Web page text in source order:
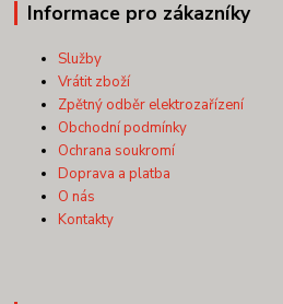
Informace pro zákazníky
Služby
Vrátit zboží
Zpětný odběr elektrozařízení
Obchodní podmínky
Ochrana soukromí
Doprava a platba
O nás
Kontakty